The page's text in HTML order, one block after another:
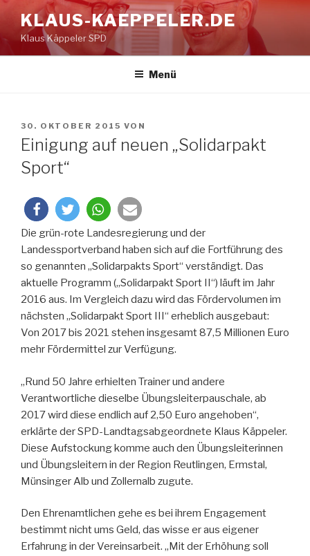
Inhalt
springen
KLAUS-KAEPPELER.DE
Klaus Käppeler SPD
Menü
VERÖFFENTLICHT
AM
30. OKTOBER 2015 VON
Einigung auf neuen „Solidarpakt
Sport“
Die grün-rote Landesregierung und der
Landessportverband haben sich auf die Fortführung des
so genannten „Solidarpakts Sport“ verständigt. Das
aktuelle Programm („Solidarpakt Sport II“) läuft im Jahr
2016 aus. Im Vergleich dazu wird das Fördervolumen im
nächsten „Solidarpakt Sport III“ erheblich ausgebaut:
Von 2017 bis 2021 stehen insgesamt 87,5 Millionen Euro
mehr Fördermittel zur Verfügung.
„Rund 50 Jahre erhielten Trainer und andere
Verantwortliche dieselbe Übungsleiterpauschale, ab
2017 wird diese endlich auf 2,50 Euro angehoben“,
erklärte der SPD-Landtagsabgeordnete Klaus Käppeler.
Diese Aufstockung komme auch den Übungsleiterinnen
und Übungsleitern in der Region Reutlingen, Ermstal,
Münsinger Alb und Zollernalb zugute.
Den Ehrenamtlichen gehe es bei ihrem Engagement
bestimmt nicht ums Geld, das wisse er aus eigener
Erfahrung in der Vereinsarbeit. „Mit der Erhöhung soll